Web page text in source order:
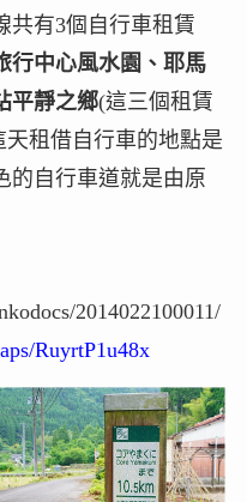
共有3個自行車租賃
行中心風水園、耶馬
平靜之鄉(這三個租賃
租借自行車的地點是
的自行車道就是由原
2014022100011/
RuyrtP1u48x